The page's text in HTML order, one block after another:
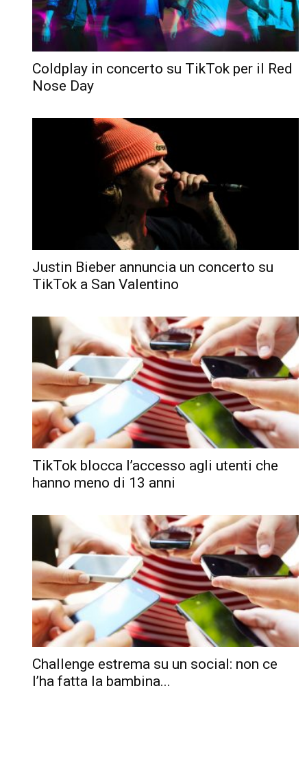
Coldplay in concerto su TikTok per il Red
Nose Day
Justin Bieber annuncia un concerto su
TikTok a San Valentino
TikTok blocca l’accesso agli utenti che
hanno meno di 13 anni
Challenge estrema su un social: non ce
l’ha fatta la bambina...